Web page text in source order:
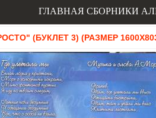
ГЛАВНАЯ СБОРНИКИ
(БУКЛЕТ 3) (РАЗМЕР